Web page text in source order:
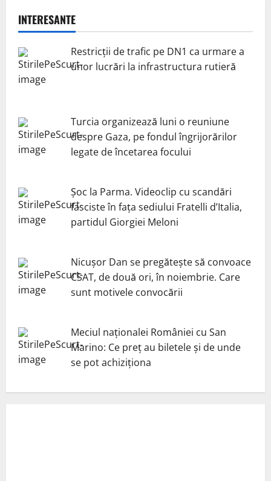
INTERESANTE
Restricții de trafic pe DN1 ca urmare a
unor lucrări la infrastructura rutieră
Turcia organizează luni o reuniune
despre Gaza, pe fondul îngrijorărilor
legate de încetarea focului
Șoc la Parma. Videoclip cu scandări
fasciste în fața sediului Fratelli d’Italia,
partidul Giorgiei Meloni
Nicuşor Dan se pregăteşte să convoace
CSAT, de două ori, în noiembrie. Care
sunt motivele convocării
Meciul naționalei României cu San
Marino: Ce preț au biletele și de unde
se pot achiziționa